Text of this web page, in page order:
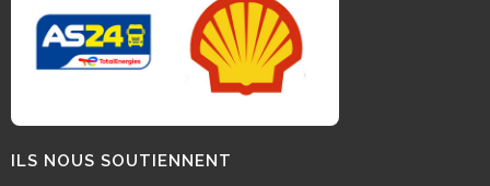
ILS NOUS SOUTIENNENT